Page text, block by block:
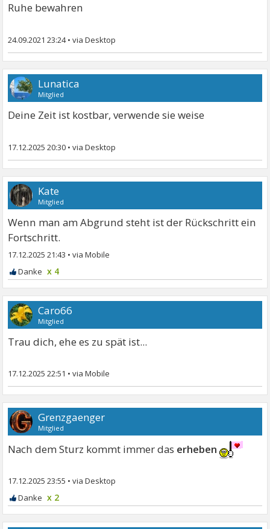
Ruhe bewahren
24.09.2021 23:24•
Lunatica
Mitglied
Deine Zeit ist kostbar, verwende sie weise
17.12.2025 20:30 •
Kate
Mitglied
Wenn man am Abgrund steht ist der Rückschritt ein
Fortschritt.
17.12.2025 21:43 •
x 4
Caro66
Mitglied
Trau dich, ehe es zu spät ist...
17.12.2025 22:51 •
Grenzgaenger
Mitglied
Nach dem Sturz kommt immer das erheben
17.12.2025 23:55 •
x 2